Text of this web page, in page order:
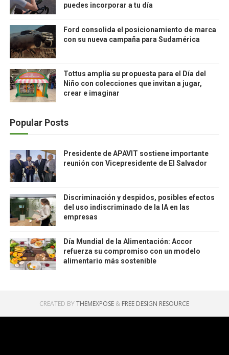
puedes incorporar a tu día
Ford consolida el posicionamiento de marca
con su nueva campaña para Sudamérica
Tottus amplía su propuesta para el Día del
Niño con colecciones que invitan a jugar,
crear e imaginar
Popular Posts
Presidente de APAVIT sostiene importante
reunión con Vicepresidente de El Salvador
Discriminación y despidos, posibles efectos
del uso indiscriminado de la IA en las
empresas
Día Mundial de la Alimentación: Accor
refuerza su compromiso con un modelo
alimentario más sostenible
CREATED BYTHEMEXPOSE & FREE DESIGN RESOURCE